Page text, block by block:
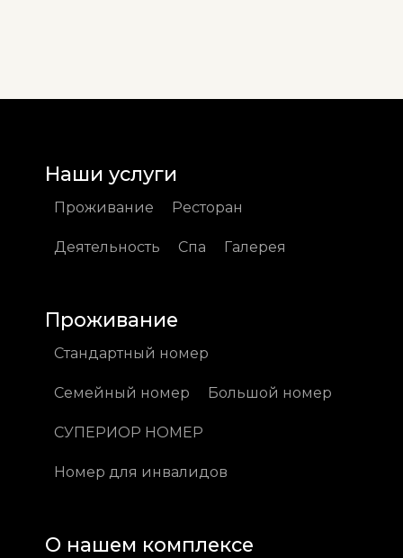
Наши услуги
Проживание Ресторан
Деятельность Спа Галерея
Проживание
Стандартный номер
Семейный номер Большой номер
СУПЕРИОР НОМЕР
Номер для инвалидов
О нашем комплексе